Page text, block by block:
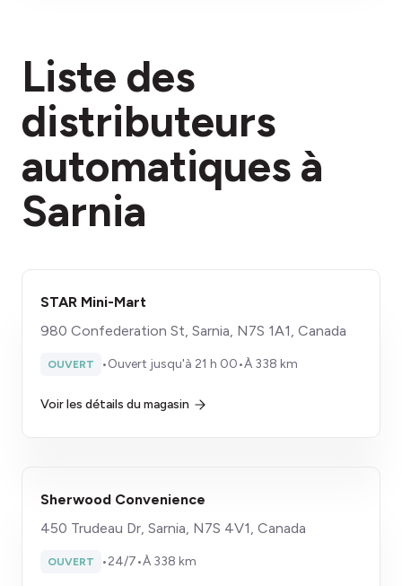
section des frais
Liste des
distributeurs
automatiques à
Sarnia
STAR Mini-Mart
980 Confederation St, Sarnia, N7S 1A1, Canada
OUVERT •Ouvert jusqu'à 21 h 00•À 338 km
Voir les détails du magasin
Sherwood Convenience
450 Trudeau Dr, Sarnia, N7S 4V1, Canada
OUVERT •24/7•À 338 km